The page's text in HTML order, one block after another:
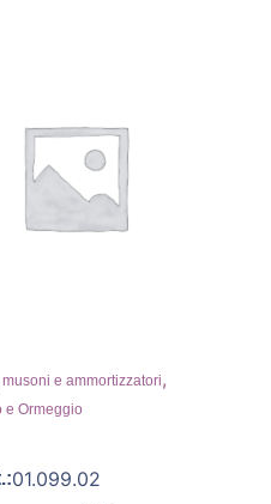
e ammortizzatori,
e Ormeggio
01.099.02